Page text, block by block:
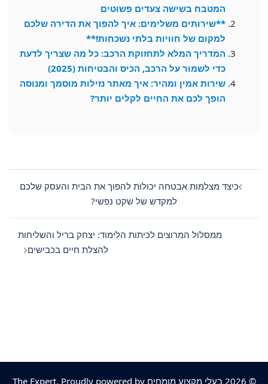
המטבח בשישה צעדים פשוטים
**שירותים משלימים: איך להפוך את הדירה שלכם
למקום של חוויות בלתי נשכחות!**
המדריך המלא לתחזוקת הרכב: כל מה שצריך לדעת
כדי לשמור על הרכב, הכיס והבטיחות (2025)
שירות אמין ומהיר: איך מאתר נזילות מוסמך ומנוסה
הופך לכם את החיים לקלים יותר?
Post
navigation
כיצד מצלמות אבטחה יכולות להפוך את הבית והעסק שלכם
למקדש של שקט נפשי?
ממסלול המרוצים לכיתות הלימוד: יצחק בריל והשליחות
להצלת חיים בכבישים
© 2026 בעלי מקצוע מומחים The Expert. Proudly powered by